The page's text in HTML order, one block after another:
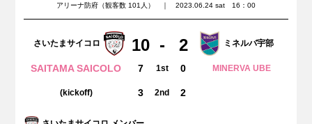
アリーナ防府（観客数 101人） ｜ 2023.06.24 sat 16：00
さいたまサイコロ 10 - 2 ミネルバ宇部
SAITAMA SAICOLO 7 1st 0 MINERVA UBE
(kickoff) 3 2nd 2